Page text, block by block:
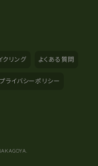
クリング よくある質問
プライバシーポリシー